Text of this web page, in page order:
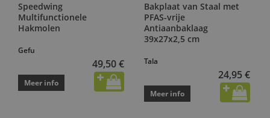
Speedwing
Multifunctionele
Hakmolen
Gefu
49,50 €
Meer info
Bakplaat van Staal met
PFAS-vrije
Antiaanbaklaag
39x27x2,5 cm
Tala
24,95 €
Meer info